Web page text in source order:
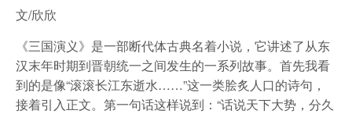
文/欣欣
《三国演义》是一部断代体古典名着小说，它讲述了从东
汉末年时期到晋朝统一之间发生的一系列故事。首先我看
到的是像“滚滚长江东逝水……”这一类脍炙人口的诗句，
接着引入正文。第一句话这样说到：“话说天下大势，分久